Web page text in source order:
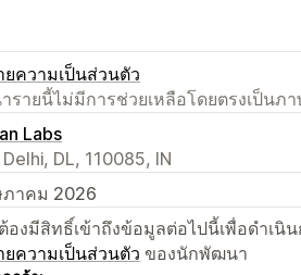
ยความเป็นส่วนตัว
รายนี้ไม่มีการช่วยเหลือโดยตรงเป็นภ
Labs
DL, 110085, IN
าคม 2026
องมีสิทธิ์เข้าถึงข้อมูลต่อไปนี้เพื่อดำเ
ยความเป็นส่วนตัว ของนักพัฒนา